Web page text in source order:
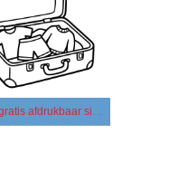
Koffer gratis afdrukbaar simpel